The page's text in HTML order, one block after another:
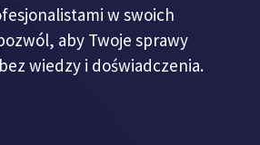
w swoich
aby Twoje sprawy
wiedzy i doświadczenia.